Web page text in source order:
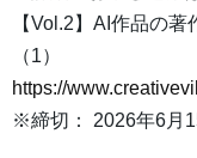
【Vol.2】AI作品の
（1）
https://
※締切： 2026年6月